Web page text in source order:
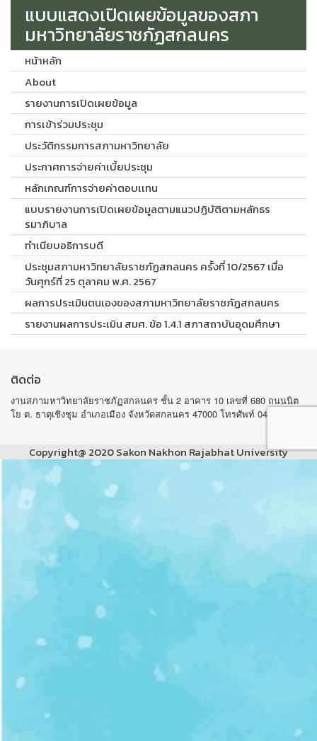
แบบแสดงเปิดเผยข้อมูลของสภา
มหาวิทยาลัยราชภัฏสกลนคร
หน้าหลัก
About
รายงานการเปิดเผยข้อมูล
การเข้าร่วมประชุม
ประวัติกรรมการสภามหาวิทยาลัย
ประกาศการจ่ายค่าเบี้ยประชุม
หลักเกณฑ์การจ่ายค่าตอบเเทน
แบบรายงานการเปิดเผยข้อมูลตามแนวปฏิบัติตามหลักธร
รมาภิบาล
ทำเนียบอธิการบดี
ประชุมสภามหาวิทยาลัยราชภัฏสกลนคร ครั้งที่ 10/2567 เมื่อ
วันศุกร์ที่ 25 ตุลาคม พ.ศ. 2567
ผลการประเมินตนเองของสภามหาวิทยาลัยราชภัฏสกลนคร
รายงานผลการประเมิน สมศ. ข้อ 1.4.1 สภาสถาบันอุดมศึกษา
ติดต่อ
งานสภามหาวิทยาลัยราชภัฏสกลนคร ชั้น 2 อาคาร 10 เลขที่ 680 ถนนนิต
โย ต. ธาตุเชิงชุม อำเภอเมือง จังหวัดสกลนคร 47000 โทรศัพท์ 042-970105
Copyright@ 2020 Sakon Nakhon Rajabhat University